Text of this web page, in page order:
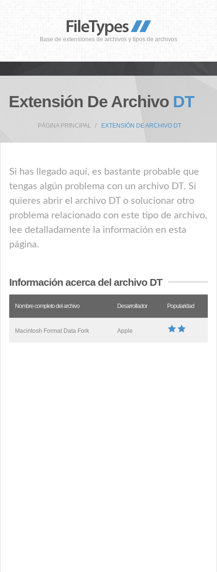
Base de extensiones de archivos y tipos de archivos
Extensión De Archivo DT
PÁGINA PRINCIPAL EXTENSIÓN DE ARCHIVO DT
Si has llegado aquí, es bastante probable que
tengas algún problema con un archivo DT. Si
quieres abrir el archivo DT o solucionar otro
problema relacionado con este tipo de archivo,
lee detalladamente la información en esta
página.
Información acerca del archivo DT
Nombre completo del archivo Desarrollador Popularidad
Macintosh Format Data Fork Apple